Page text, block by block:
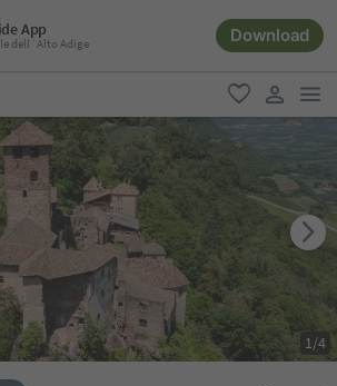
App
dell´Alto Adige Download
favoriti
user link
1/4